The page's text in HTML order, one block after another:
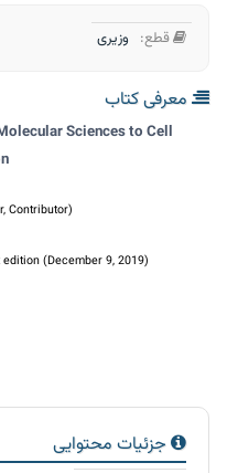
قطع: وزیری
معرفی کتاب
Sciences to Cell
Contributor)
(December 9, 2019)
جزئیات محتوایی